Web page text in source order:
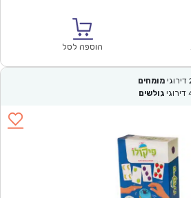
הוספה לסל
דירוגי מומחים
דירוגי גולשים